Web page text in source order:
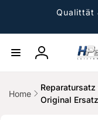
Qualittät
Einloggen
Home
Original